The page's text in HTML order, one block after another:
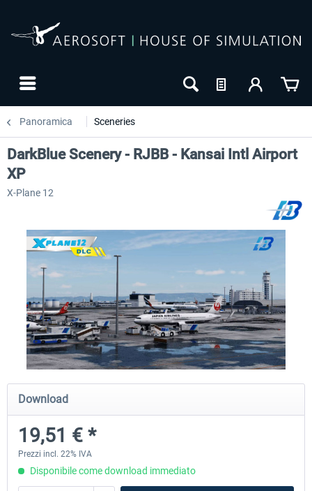
Panoramica Sceneries
Airport Berlin Brandenburg V2 XP Airport Zurich V2.0 XP
DarkBlue Scenery - RJBB - Kansai Intl Airport
XP
X-Plane 12
Download
19,51 € *
Prezzi incl. 22% IVA
Disponibile come download immediato